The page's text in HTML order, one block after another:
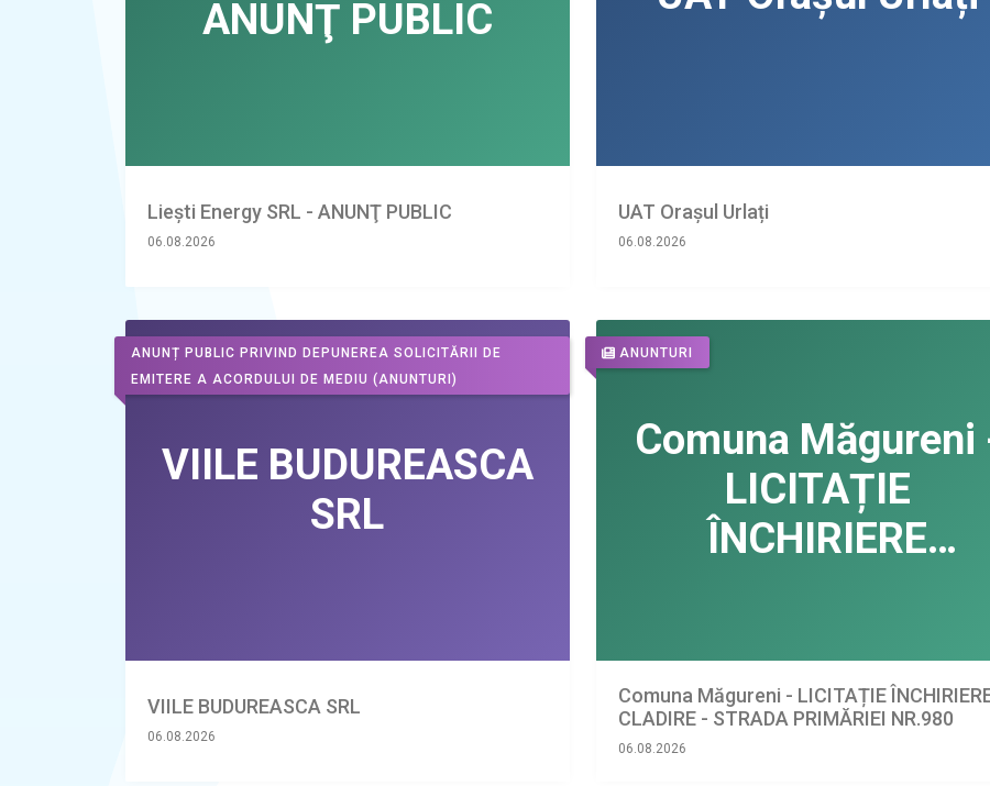
Liești Energy SRL - ANUNŢ PUBLIC
06.08.2026
UAT Orașul Urlați
06.08.2026
ANUNȚ PUBLIC PRIVIND DEPUNEREA SOLICITĂRII DE
EMITERE A ACORDULUI DE MEDIU (ANUNTURI)
VIILE BUDUREASCA SRL
06.08.2026
ANUNTURI
Comuna Măgureni - LICITAȚIE
CLADIRE - STRADA PRIMĂRIEI NR.980
06.08.2026